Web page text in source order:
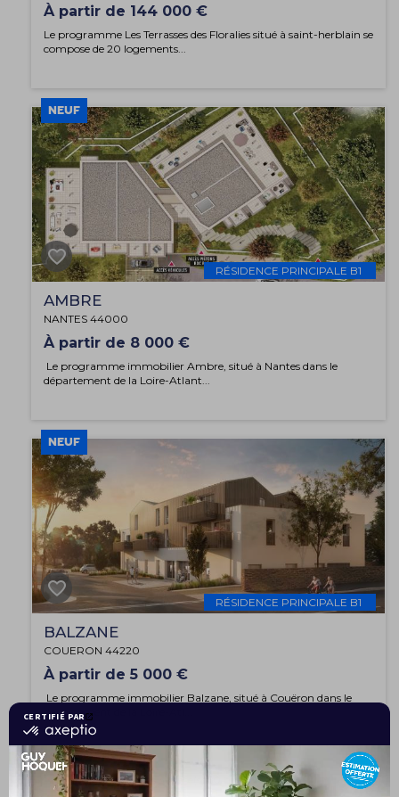
À partir de 144 000 €
Le programme Les Terrasses des Floralies situé à saint-herblain se
compose de 20 logements...
NEUF
RÉSIDENCE PRINCIPALE B1
AMBRE
NANTES 44000
À partir de 8 000 €
Le programme immobilier Ambre, situé à Nantes dans le
département de la Loire-Atlant...
NEUF
RÉSIDENCE PRINCIPALE B1
BALZANE
COUERON 44220
À partir de 5 000 €
Le programme immobilier Balzane, situé à Couëron dans le
département de la Loire-Atl...